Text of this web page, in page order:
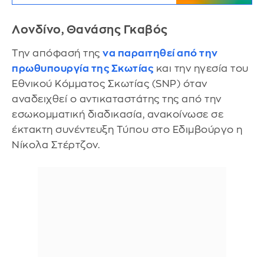
Λονδίνο, Θανάσης Γκαβός
Την απόφασή της να παραιτηθεί από την
πρωθυπουργία της Σκωτίας και την ηγεσία του
Εθνικού Κόμματος Σκωτίας (SNP) όταν
αναδειχθεί ο αντικαταστάτης της από την
εσωκομματική διαδικασία, ανακοίνωσε σε
έκτακτη συνέντευξη Τύπου στο Εδιμβούργο η
Νίκολα Στέρτζον.